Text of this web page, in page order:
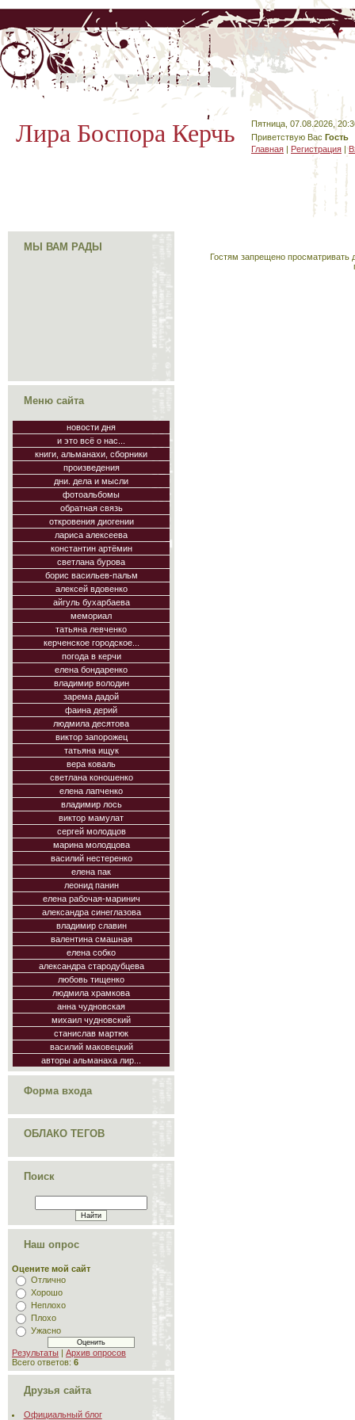
Лира Боспора Керчь
Пятница, 07.08.2026,
Приветствую Вас Гость
Главная | Регистрация |
МЫ ВАМ РАДЫ
Меню сайта
новости дня
и это всё о нас...
книги, альманахи, сборники
произведения
дни. дела и мысли
фотоальбомы
обратная связь
откровения диогении
лариса алексеева
константин артёмин
светлана бурова
борис васильев-пальм
алексей вдовенко
айгуль бухарбаева
мемориал
татьяна левченко
керченское городское...
погода в керчи
елена бондаренко
владимир володин
зарема дадой
фаина дерий
людмила десятова
виктор запорожец
татьяна ищук
вера коваль
светлана коношенко
елена лапченко
владимир лось
виктор мамулат
сергей молодцов
марина молодцова
василий нестеренко
елена пак
леонид панин
елена рабочая-маринич
александра синеглазова
владимир славин
валентина смашная
елена собко
александра стародубцева
любовь тищенко
людмила храмкова
анна чудновская
михаил чудновский
станислав мартюк
василий маковецкий
авторы альманаха лир...
Форма входа
ОБЛАКО ТЕГОВ
Поиск
Наш опрос
Оцените мой сайт
Отлично
Хорошо
Неплохо
Плохо
Ужасно
Результаты | Архив опросов
Всего ответов: 6
Друзья сайта
Официальный блог
Гостям запрещено просматривать